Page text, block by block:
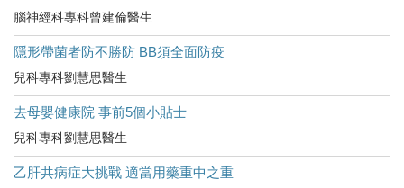
腦神經科專科曾建倫醫生
隱形帶菌者防不勝防 BB須全面防疫
兒科專科劉慧思醫生
去母嬰健康院 事前5個小貼士
兒科專科劉慧思醫生
乙肝共病症大挑戰 適當用藥重中之重